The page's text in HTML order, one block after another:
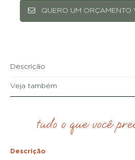
QUERO UM ORÇAMENTO
Descrição
Veja também
tudo o que você
Descrição